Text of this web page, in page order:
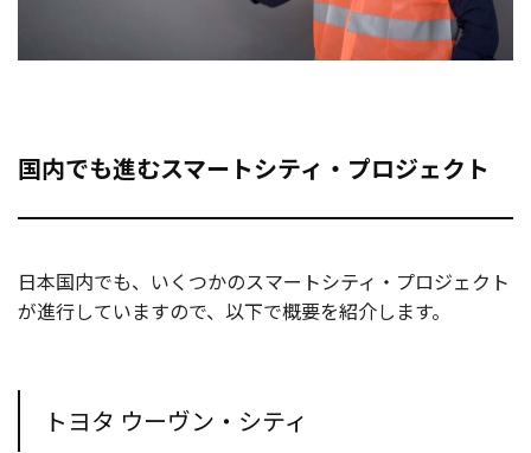
国内でも進むスマートシティ・プロジェクト
日本国内でも、いくつかのスマートシティ・プロジェクト
が進行していますので、以下で概要を紹介します。
トヨタ ウーヴン・シティ